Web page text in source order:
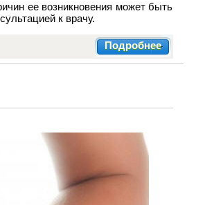
ее возникновения может быть
к врачу.
Подробнее